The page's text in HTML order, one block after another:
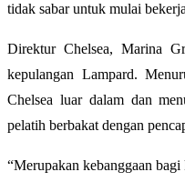
tidak sabar untuk mulai
Direktur Chelsea, Marina
kepulangan Lampard.
Chelsea luar dalam dan
pelatih berbakat dengan
“Merupakan kebanggaan